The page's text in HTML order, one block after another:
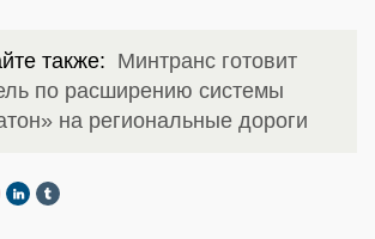
также: Минтранс готовит
по расширению системы
на региональные дороги